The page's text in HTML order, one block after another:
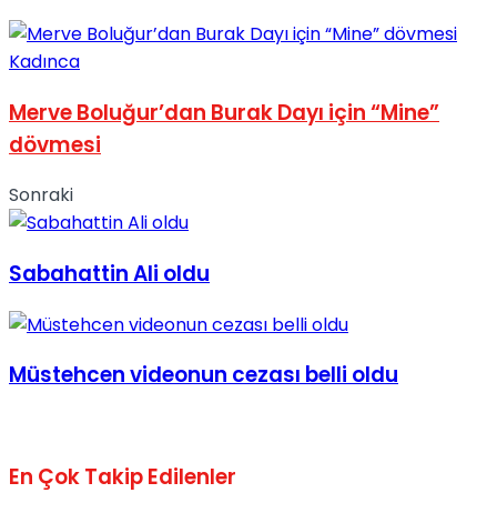
View All Result
Kadınca
Merve Boluğur’dan Burak Dayı için “Mine”
dövmesi
Sonraki
Sabahattin Ali oldu
Müstehcen videonun cezası belli oldu
En Çok Takip Edilenler